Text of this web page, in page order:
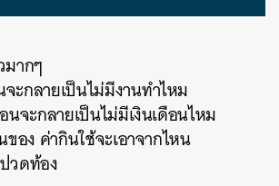
ากๆ
ะกลายเป็นไม่มีงานทำไหม
นจะกลายเป็นไม่มีเงินเดือนไหม
อง ค่ากินใช้จะเอาจากไหน
วดท้อง